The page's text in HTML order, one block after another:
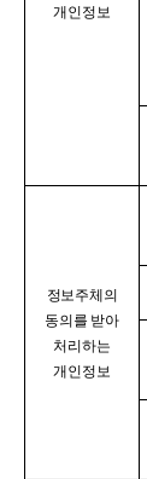
개인정보
정보주체의
동의를 받아
처리하는
개인정보